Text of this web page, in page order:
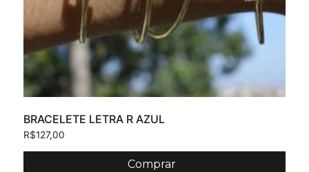
BRACELETE LETRA R AZUL
R$127,00
Comprar